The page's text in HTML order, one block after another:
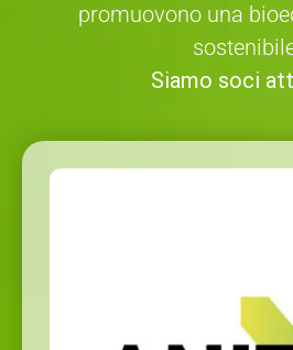
promuovono una
Siamo soci